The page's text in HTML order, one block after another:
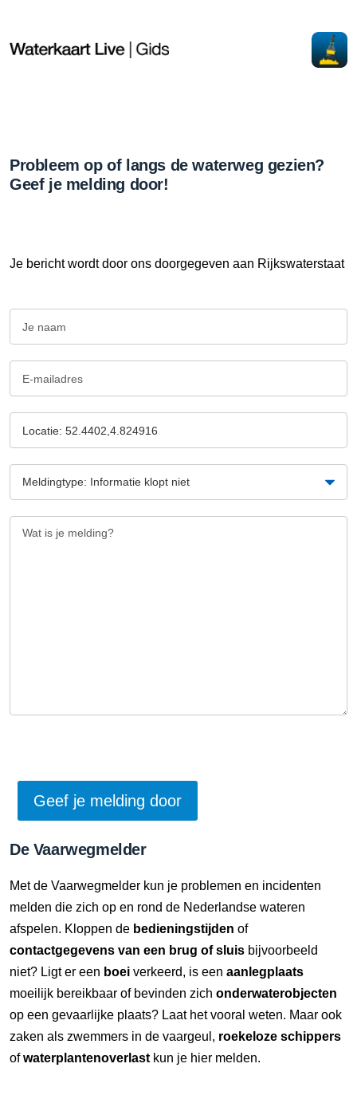
Probleem op of langs de waterweg gezien?
Geef je melding door!
Je bericht wordt door ons doorgegeven aan Rijkswaterstaat
De Vaarwegmelder
Met de Vaarwegmelder kun je problemen en incidenten
melden die zich op en rond de Nederlandse wateren
afspelen. Kloppen de bedieningstijden of
contactgegevens van een brug of sluis bijvoorbeeld
niet? Ligt er een boei verkeerd, is een aanlegplaats
moeilijk bereikbaar of bevinden zich onderwaterobjecten
op een gevaarlijke plaats? Laat het vooral weten. Maar ook
zaken als zwemmers in de vaargeul, roekeloze schippers
ofwaterplantenoverlast kun je hier melden.